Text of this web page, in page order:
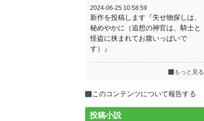
2024-06-25 10:58:59
新作を投稿します『失せ物探しは、
秘めやかに（追想の神官は、騎士と
怪盗に挟まれてお腹いっぱいで
す）』
もっと見る
このコンテンツについて報告する
投稿小説